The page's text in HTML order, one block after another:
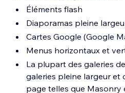
Éléments flash
Diaporamas pleine
Cartes Google (Google
Menus horizontaux et
La plupart des galeries
galeries pleine largeur et
page telles que Masonry